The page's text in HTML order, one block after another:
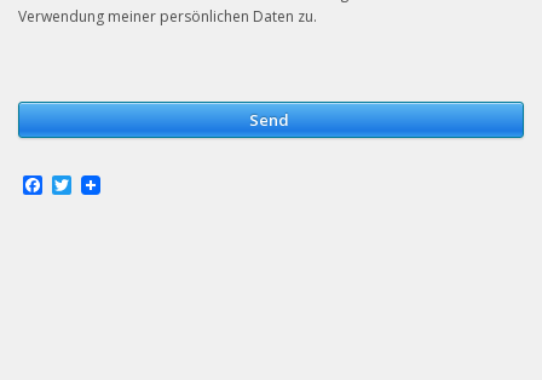
Verwendung meiner persönlichen Daten zu.
Send
Facebook
Twitter